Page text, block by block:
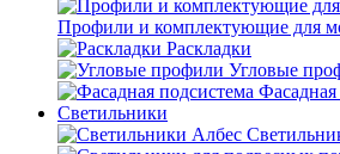
Профили и комплектующие для
Раскладки
Угловые
Фасадная
Светильники